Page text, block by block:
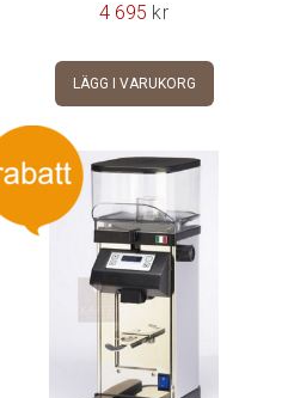
4 695 kr
LÄGG I VARUKORG